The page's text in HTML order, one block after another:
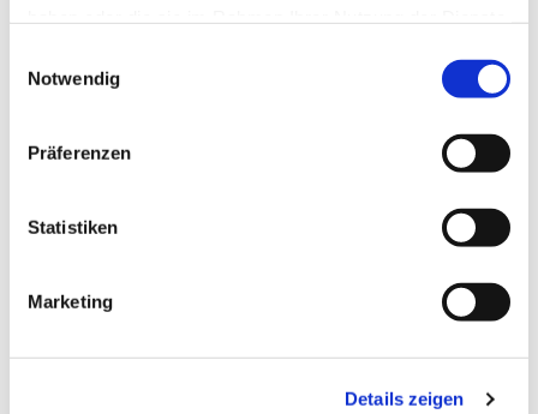
Notwendig
Präferenzen
Statistiken
Marketing
Details zeigen